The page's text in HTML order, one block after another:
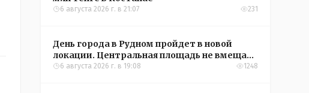
6 августа 2026 г. в 21:07 231
День города в Рудном пройдет в новой
локации. Центральная площадь не вмещает
всех желающих
6 августа 2026 г. в 19:08 1248